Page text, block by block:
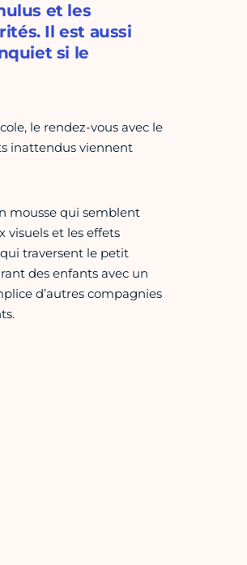
et les
Il est aussi
si le
le rendez-vous avec le
inattendus viennent
mousse qui semblent
visuels et les effets
traversent le petit
des enfants avec un
d’autres compagnies